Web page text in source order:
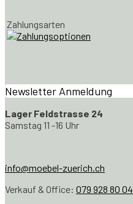
Zahlungsarten
Newsletter Anmeldung
Lager Feldstrasse 24
Samstag 11 -16 Uhr
info@moebel-zuerich.ch
Verkauf & Office: 079 928 80 04